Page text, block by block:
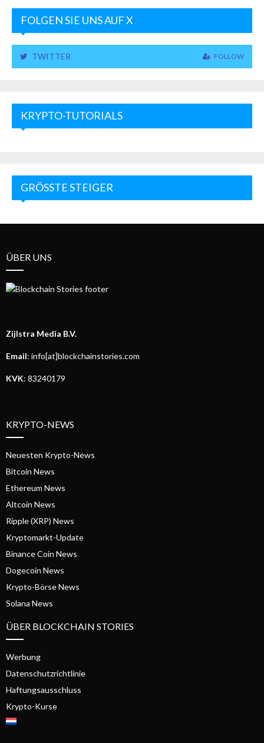
FOLGEN SIE UNS AUF X
TWITTER FOLLOW
KRYPTO-TUTORIALS
GRÖSSTE STEIGER
ÜBER UNS
Zijlstra Media B.V.
Email: info[at]blockchainstories.com
KVK: 83240179
KRYPTO-NEWS
Neuesten Krypto-News
Bitcoin News
Ethereum News
Altcoin News
Ripple (XRP) News
Kryptomarkt-Update
Binance Coin News
Dogecoin News
Krypto-Börse News
Solana News
ÜBER BLOCKCHAIN STORIES
Werbung
Datenschutzrichtlinie
Haftungsausschluss
Krypto-Kurse